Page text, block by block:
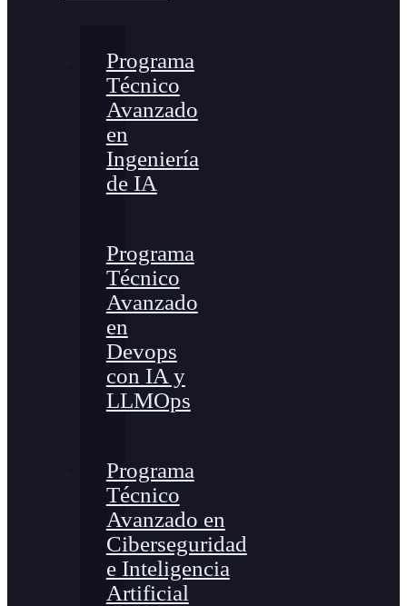
Programa
Técnico
Avanzado
en
Ingeniería
de IA
Programa
Técnico
Avanzado
en
Devops
con IA y
LLMOps
Programa
Técnico
Avanzado en
Ciberseguridad
e Inteligencia
Artificial